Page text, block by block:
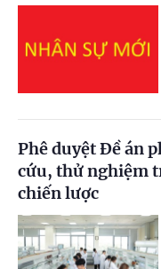
Phê duyệt Đề án
cứu, thử nghiệm
chiến lược